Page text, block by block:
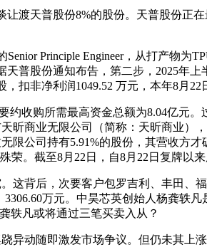
天普股份8%的股份。天普股份正
Principle Engineer，从打产物为
普股份通知布告，第二步，2025年
扣非净利润1049.52 万元，本年8月22
购所需最高资金总额为8.04亿元。
商业无限公司（简称：天昕商业）
限公司持有5.91%的股份，其营收方
。截至8月22日，自8月22日复牌以
背后，次要客户包罗吉利、丰田、
万元。中昊芯英创始人杨龚轶
轶凡或将通过三笔买卖入从？
动随即激发市场争议。但仍未其上